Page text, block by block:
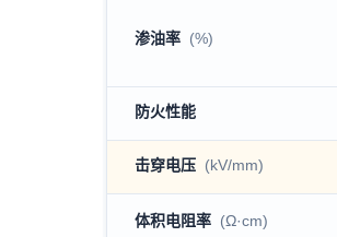
渗油率 (%)
防火性能
击穿电压 (kV/mm)
体积电阻率 (Ω·cm)